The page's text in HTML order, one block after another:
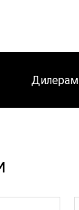
Дилерам